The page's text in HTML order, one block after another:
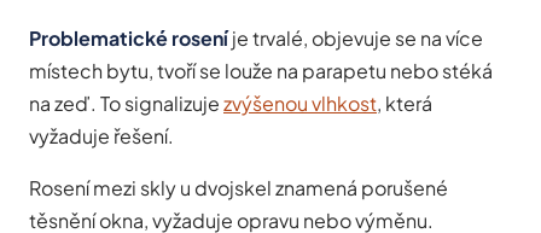
Problematické roseníje trvalé, objevuje se na více
místech bytu, tvoří se louže na parapetu nebo stéká
na zeď. To signalizujezvýšenou vlhkost, která
vyžaduje řešení.
Rosení mezi skly u dvojskel znamená porušené
těsnění okna, vyžaduje opravu nebo výměnu.